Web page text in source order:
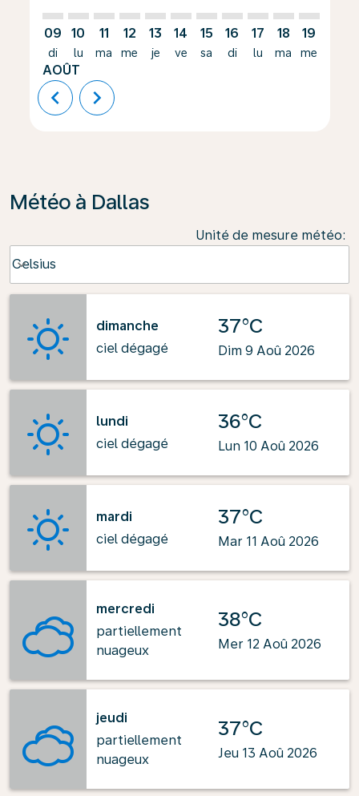
09
di
AOÛT
10
lu
11
ma
12
me
13
je
14
ve
15
sa
16
di
17
lu
18
ma
19
me
chevron_left chevron_right
Météo à Dallas
Unité de mesure météo:
Celsius
keyboard_arrow_down
dimanche
ciel dégagé
37°C
Dim 9 Aoû 2026
lundi
ciel dégagé
36°C
Lun 10 Aoû 2026
mardi
ciel dégagé
37°C
Mar 11 Aoû 2026
mercredi
partiellement
nuageux
38°C
Mer 12 Aoû 2026
jeudi
partiellement
nuageux
37°C
Jeu 13 Aoû 2026